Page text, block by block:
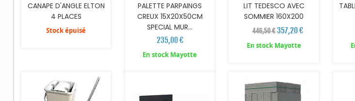
CANAPE D'ANGLE ELTON
4 PLACES
Stock épuisé
PALETTE PARPAINGS
CREUX 15X20X50CM
SPECIAL MUR...
235,00 €
En stock Mayotte
LIT TEDESCO AVEC
SOMMIER 160X200
446,50 € 357,20 €
En stock Mayotte
AJOUTER AU PANIER AJOUTER AU PANIER